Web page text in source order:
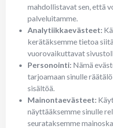
mahdollistavat sen, että
palveluitamme.
Analytiikkaevästeet:
kerätäksemme tietoa
vuorovaikuttavat
Personointi: Nämä
tarjoamaan sinulle
sisältöä.
Mainontaevästeet:
näyttääksemme sinulle
seurataksemme